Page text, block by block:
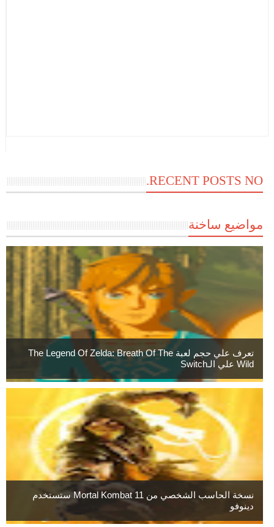
RECENT POSTS NO.
مواضيع ساخنة
تعرف علي حجم لعبة The Legend Of Zelda: Breath Of The
Wild علي الـSwitch
نسخة الحاسب الشخصي من Mortal Kombat 11 ستستخدم
دينوفو